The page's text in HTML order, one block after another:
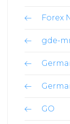
Forex
gde-
GO